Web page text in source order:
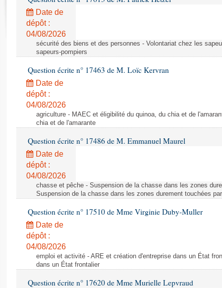
Rapports d'enquête
Rapports législatifs
Rapports sur l'application des lois
Baromètre de l’application des lois
Dossiers législatifs
Budget et sécurité sociale
Questions écrites et orales
Comptes rendus des débats
Date de
dépôt :
04/08/2026
sécurité des biens et des personnes - Volontariat chez les
sapeurs-pompiers
Question écrite n° 17463 de M. Loïc Kervran
Date de
dépôt :
04/08/2026
agriculture - MAEC et éligibilité du quinoa, du chia et de
chia et de l'amarante
Question écrite n° 17486 de M. Emmanuel Maurel
Date de
dépôt :
04/08/2026
chasse et pêche - Suspension de la chasse dans les zones
Suspension de la chasse dans les zones durement touchées
Question écrite n° 17510 de Mme Virginie Duby-Muller
Date de
dépôt :
04/08/2026
emploi et activité - ARE et création d'entreprise dans un État
dans un État frontalier
Question écrite n° 17620 de Mme Murielle Lepvraud